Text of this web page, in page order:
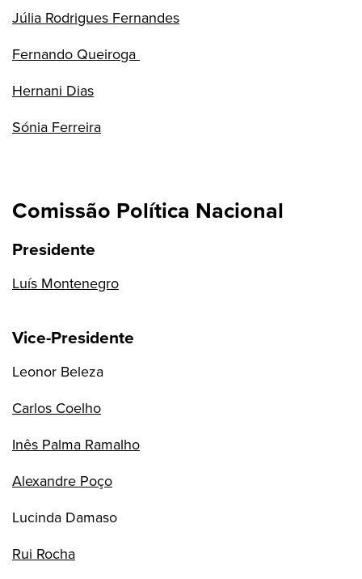
Júlia Rodrigues Fernandes
Fernando Queiroga
Hernani Dias
Sónia Ferreira
Comissão Política Nacional
Presidente
Luís Montenegro
Vice-Presidente
Leonor Beleza
Carlos Coelho
Inês Palma Ramalho
Alexandre Poço
Lucinda Damaso
Rui Rocha